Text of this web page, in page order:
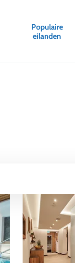
Populaire
eilanden